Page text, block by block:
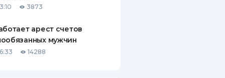
3873
арест счетов
мужчин
14288